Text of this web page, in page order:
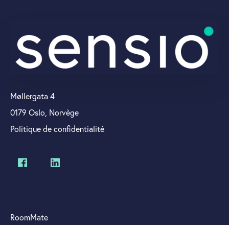
Møllergata 4
0179 Oslo, Norvège
Politique de confidentialité
RoomMate